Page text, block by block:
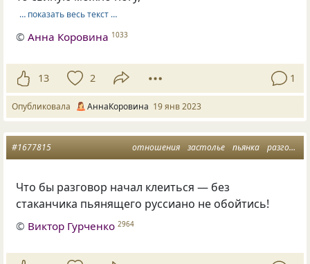
… показать весь текст …
©Анна Коровина 1033
13 2 1
Опубликовала АннаКоровина 19 янв 2023
отношения застолье пьянка разговор
#1677815
Что бы разговор начал клеиться — без
стаканчика пьянящего руссиано не обойтись!
© Виктор Гурченко 2964